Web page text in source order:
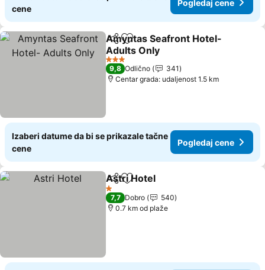
cene
Pogledaj cene
Deli Dodati u favorite
Amyntas Seafront Hotel-
Adults Only
Pogledaj cene
3 Zvezdice
9,8 Odlično
341
Centar grada: udaljenost 1.5 km
Izaberi datume da bi se prikazale tačne
cene
Pogledaj cene
Deli Dodati u favorite
Astri Hotel
1 Zvezdice
7,7 Dobro
540
0.7 km od plaže